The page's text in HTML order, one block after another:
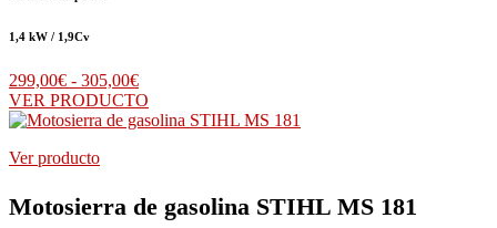
1,4 kW / 1,9Cv
299,00€ - 305,00€Rango
de
precios:
305,00€
VER PRODUCTO
Ver producto
Motosierra de gasolina STIHL MS 181